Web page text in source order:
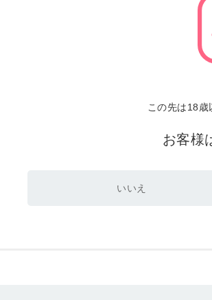
この先は18歳
お客様
いいえ